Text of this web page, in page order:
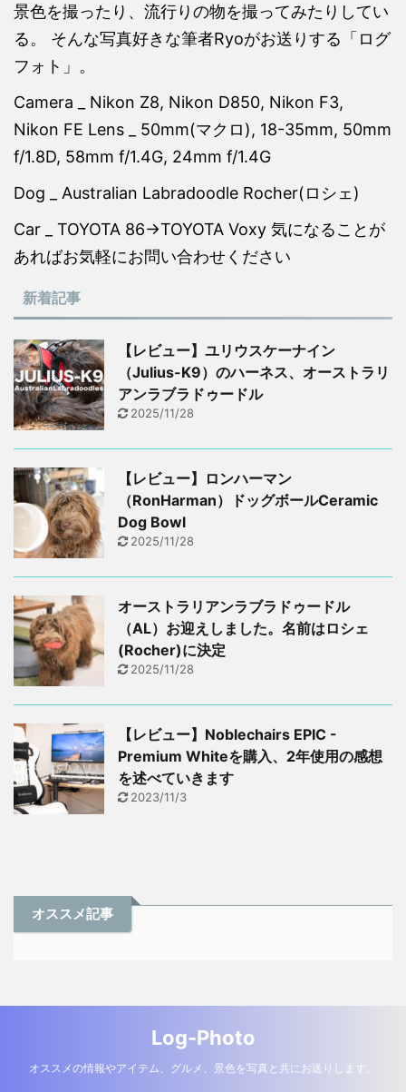
景色を撮ったり、流行りの物を撮ってみたりしてい
る。 そんな写真好きな筆者Ryoがお送りする「ログ
フォト」。
Camera _ Nikon Z8, Nikon D850, Nikon F3,
Nikon FE Lens _ 50mm(マクロ), 18-35mm, 50mm
f/1.8D, 58mm f/1.4G, 24mm f/1.4G
Dog _ Australian Labradoodle Rocher(ロシェ)
Car _ TOYOTA 86→TOYOTA Voxy 気になることが
あればお気軽にお問い合わせください
新着記事
【レビュー】ユリウスケーナイン
（Julius-K9）のハーネス、オーストラリ
アンラブラドゥードル
2025/11/28
【レビュー】ロンハーマン
（RonHarman）ドッグボールCeramic
Dog Bowl
2025/11/28
オーストラリアンラブラドゥードル
（AL）お迎えしました。名前はロシェ
(Rocher)に決定
2025/11/28
【レビュー】Noblechairs EPIC -
Premium Whiteを購入、2年使用の感想
を述べていきます
2023/11/3
オススメ記事
Log-Photo
オススメの情報やアイテム、グルメ、景色を写真と共にお送りします。